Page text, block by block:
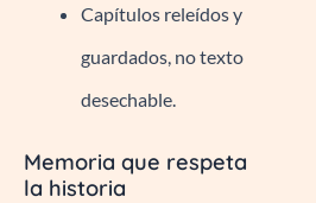
Capítulos releídos y
guardados, no texto
desechable.
Memoria que respeta
la historia